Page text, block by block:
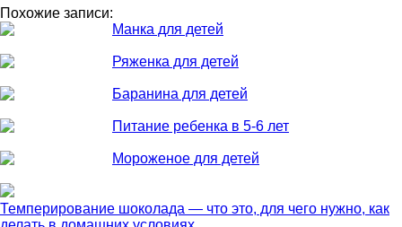
Похожие записи:
Манка для детей
Ряженка для детей
Баранина для детей
Питание ребенка в 5-6 лет
Мороженое для детей
Темперирование шоколада — что это, для чего нужно, как